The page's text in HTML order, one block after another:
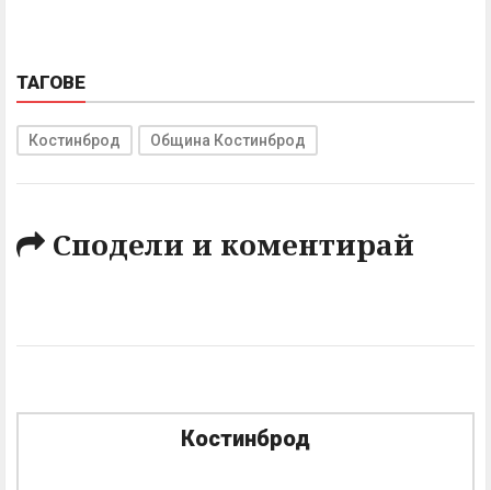
ТАГОВЕ
Костинброд Община Костинброд
Сподели и коментирай
Костинброд